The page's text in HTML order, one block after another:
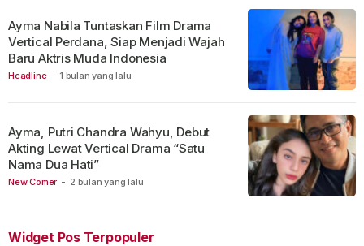
Headline - 1 bulan yang lalu
Ayma Nabila Tuntaskan Film Drama
Vertical Perdana, Siap Menjadi Wajah
Baru Aktris Muda Indonesia
New Comer - 2 bulan yang lalu
Ayma, Putri Chandra Wahyu, Debut
Akting Lewat Vertical Drama “Satu
Nama Dua Hati”
Widget Pos Terpopuler